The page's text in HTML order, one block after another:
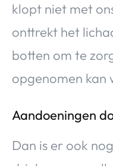
klopt niet met
onttrekt het
botten om te
opgenomen kan
Aandoeningen
Dan is er ook